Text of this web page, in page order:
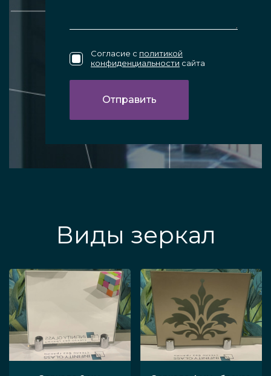
Согласие с политикой
конфиденциальности сайта
Виды зеркал